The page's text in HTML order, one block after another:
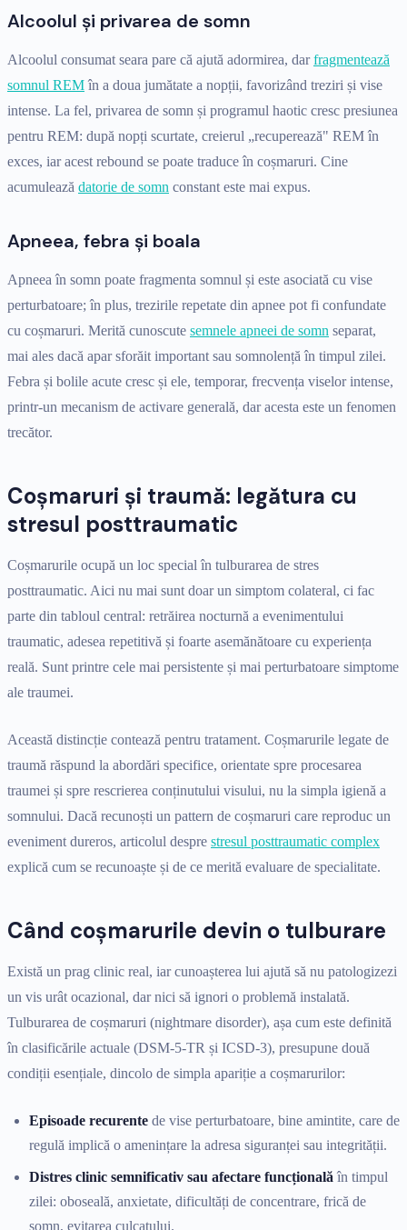
Alcoolul și privarea de somn
Alcoolul consumat seara pare că ajută adormirea, darfragmentează
somnul REMîn a doua jumătate a nopții, favorizând treziri și vise
intense. La fel, privarea de somn și programul haotic cresc presiunea
pentru REM: după nopți scurtate, creierul „recuperează" REM în
exces, iar acest rebound se poate traduce în coșmaruri. Cine
acumulează datorie de somn constant este mai expus.
Apneea, febra și boala
Apneea în somn poate fragmenta somnul și este asociată cu vise
perturbatoare; în plus, trezirile repetate din apnee pot fi confundate
cu coșmaruri. Merită cunoscute semnele apneei de somn separat,
mai ales dacă apar sforăit important sau somnolență în timpul zilei.
Febra și bolile acute cresc și ele, temporar, frecvența viselor intense,
printr-un mecanism de activare generală, dar acesta este un fenomen
trecător.
Coșmaruri și traumă: legătura cu
stresul posttraumatic
Coșmarurile ocupă un loc special în tulburarea de stres
posttraumatic. Aici nu mai sunt doar un simptom colateral, ci fac
parte din tabloul central: retrăirea nocturnă a evenimentului
traumatic, adesea repetitivă și foarte asemănătoare cu experiența
reală. Sunt printre cele mai persistente și mai perturbatoare simptome
ale traumei.
Această distincție contează pentru tratament. Coșmarurile legate de
traumă răspund la abordări specifice, orientate spre procesarea
traumei și spre rescrierea conținutului visului, nu la simpla igienă a
somnului. Dacă recunoști un pattern de coșmaruri care reproduc un
eveniment dureros, articolul despre stresul posttraumatic complex
explică cum se recunoaște și de ce merită evaluare de specialitate.
Când coșmarurile devin o tulburare
Există un prag clinic real, iar cunoașterea lui ajută să nu patologizezi
un vis urât ocazional, dar nici să ignori o problemă instalată.
Tulburarea de coșmaruri (nightmare disorder), așa cum este definită
în clasificările actuale (DSM-5-TR și ICSD-3), presupune două
condiții esențiale, dincolo de simpla apariție a coșmarurilor:
Episoade recurente de vise perturbatoare, bine amintite, care de
regulă implică o amenințare la adresa siguranței sau integrității.
Distres clinic semnificativ sau afectare funcțională în timpul
zilei: oboseală, anxietate, dificultăți de concentrare, frică de
somn, evitarea culcatului.